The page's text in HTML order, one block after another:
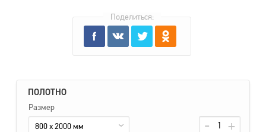
ПОЛОТНО
Размер
800 x 2000 мм
Поделиться: